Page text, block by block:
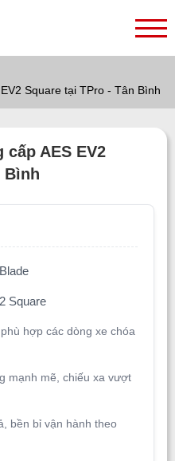
Square tại TPro - Tân Bình
cấp AES EV2
Bình
Square
hợp các dòng xe chóa
mạnh mẽ, chiếu xa vượt
bền bỉ vận hành theo